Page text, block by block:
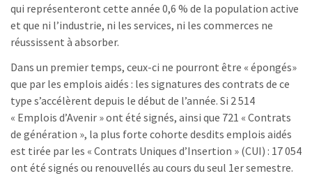
qui représenteront cette année 0,6 % de la population active
et que ni l’industrie, ni les services, ni les commerces ne
réussissent à absorber.
Dans un premier temps, ceux-ci ne pourront être « épongés»
que par les emplois aidés : les signatures des contrats de ce
type s’accélèrent depuis le début de l’année. Si 2 514
« Emplois d’Avenir » ont été signés, ainsi que 721 « Contrats
de génération », la plus forte cohorte desdits emplois aidés
est tirée par les « Contrats Uniques d’Insertion » (CUI) : 17 054
ont été signés ou renouvellés au cours du seul 1er semestre.